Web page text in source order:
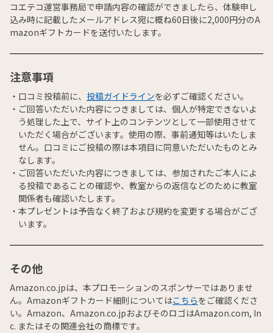
コエテコ運営事務局で申請内容の確認ができましたら、体験申し
込み時に記載したメールアドレス宛に概ね60日後に2,000円分のA
mazonギフトカードを送付いたします。
注意事項
口コミ投稿前に、 投稿ガイドラインを必ずご確認ください。
ご回答いただいた内容につきましては、個人が特定できないよ
う処理した上で、サイト上のコンテンツとして一部使用させて
いただく場合がございます。使用の際、事前通知等はいたしま
せん。口コミにご投稿の際は本項目に同意いただいたものとみ
なします。
ご回答いただいた内容につきましては、参加されたご本人によ
る投稿であることの確認や、教室からの返信などのために教室
関係者も確認いたします。
本プレゼントは予告なく終了および規約を変更する場合がござ
います。
その他
Amazon.co.jpは、本プロモーションのスポンサーではありませ
ん。Amazonギフトカード細則についてはこちらをご確認くださ
い。Amazon、Amazon.co.jpおよびそのロゴはAmazon.com, In
c. またはその関連会社の商標です。